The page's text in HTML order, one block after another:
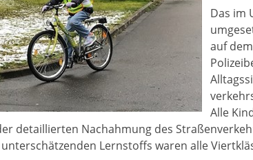
Das im
auf
Alle
detaillierten Nachahmung des
Lernstoffs waren alle